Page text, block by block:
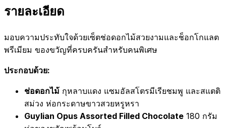
รายละเอียด
มอบความประทับใจด้วยเซ็ตช่อดอกไม้สวยงามและช็อกโกแลต
พรีเมียม ของขวัญที่ครบครันสำหรับคนพิเศษ
ประกอบด้วย:
ช่อดอกไม้ กุหลาบแดง แซมอัลสโตรมีเรียชมพู และสแตติ
สม่วง ห่อกระดาษขาวสวยหรูหรา
Guylian Opus Assorted Filled Chocolate 180 กรัม